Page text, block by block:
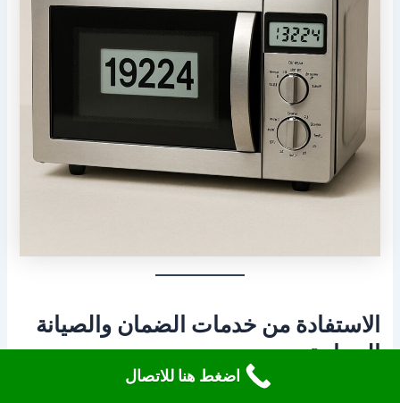
الاستفادة من خدمات الضمان والصيانة
المجانية
بعض مراكز الصيانة تقدم ضمانًا على الأعمال المنجزة، وقد تشمل:
اضغط هنا للاتصال